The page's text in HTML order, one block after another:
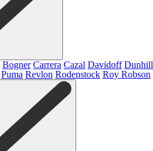
Bogner Carrera Cazal Davidoff Dunhill
Puma Revlon Rodenstock Roy Robson